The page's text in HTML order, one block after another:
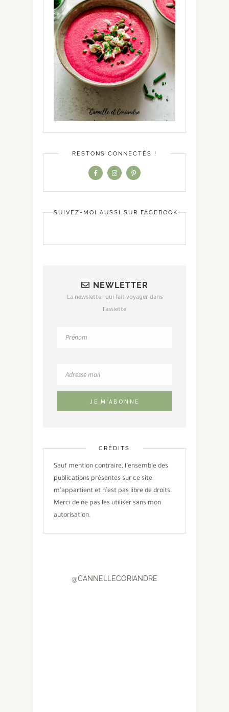
RESTONS CONNECTÉS !
SUIVEZ-MOI AUSSI SUR FACEBOOK
NEWLETTER
La newsletter qui fait voyager dans
l'assiette
CRÉDITS
Sauf mention contraire, l’ensemble des
publications présentes sur ce site
m’appartient et n’est pas libre de droits.
Merci de ne pas les utiliser sans mon
autorisation.
@CANNELLECORIANDRE